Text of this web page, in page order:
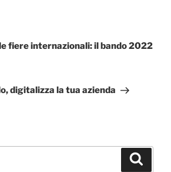
fiere internazionali: il bando 2022
digitalizza la tua azienda